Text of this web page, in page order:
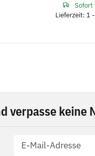
Sofort
Lieferzeit: 1
verpasse keine